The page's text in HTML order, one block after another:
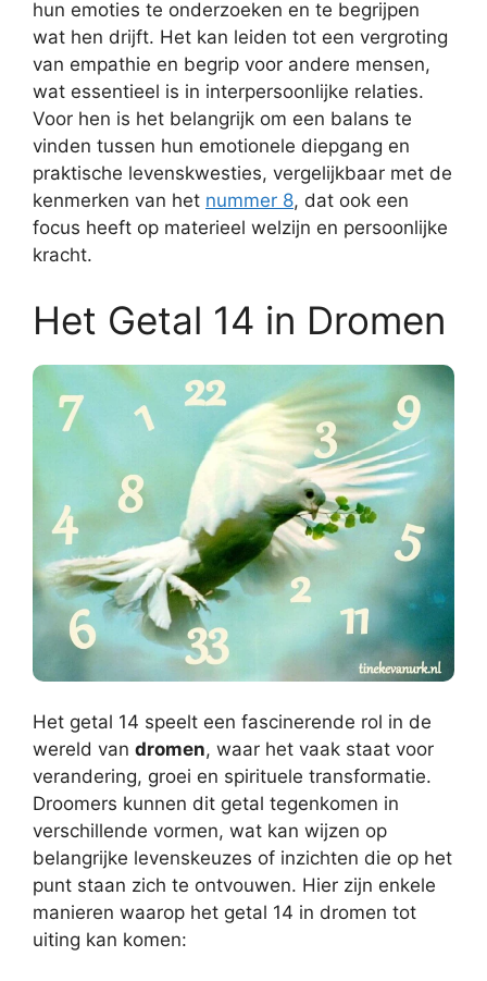
hun emoties te onderzoeken en te begrijpen
wat hen drijft. Het kan leiden tot een vergroting
van empathie en begrip voor andere mensen,
wat essentieel is in interpersoonlijke relaties.
Voor hen is het belangrijk om een balans te
vinden tussen hun emotionele diepgang en
praktische levenskwesties, vergelijkbaar met de
kenmerken van het nummer 8, dat ook een
focus heeft op materieel welzijn en persoonlijke
kracht.
Het Getal 14 in Dromen
Het getal 14 speelt een fascinerende rol in de
wereld van dromen, waar het vaak staat voor
verandering, groei en spirituele transformatie.
Droomers kunnen dit getal tegenkomen in
verschillende vormen, wat kan wijzen op
belangrijke levenskeuzes of inzichten die op het
punt staan zich te ontvouwen. Hier zijn enkele
manieren waarop het getal 14 in dromen tot
uiting kan komen: